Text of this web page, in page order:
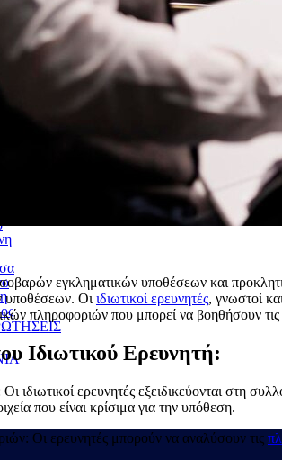
εγκληματικών υποθέσεων και
υποθέσεων. Οι ιδιωτικοί ερευνητές, γνωστοί
πληροφοριών που μπορεί να βοηθήσουν τις
Ιδιωτικού Ερευνητή:
ιδιωτικοί ερευνητές εξειδικεύονται στη
που είναι κρίσιμα για την υπόθεση.
Οι ερευνητές μπορούν να αναλύσουν τις